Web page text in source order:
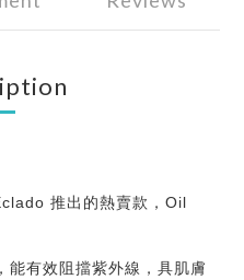
推出的熱賣款，Oil
有效阻擋紫外線，具肌膚